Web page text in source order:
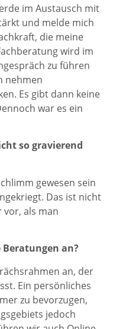
im Austausch mit
und melde mich
die meine
wird im
zu führen
nehmen
Es gibt dann keine
war es ein
so gravierend
gewesen sein
Das ist nicht
als man
an?
an, der
Ein persönliches
zu bevorzugen,
jedoch